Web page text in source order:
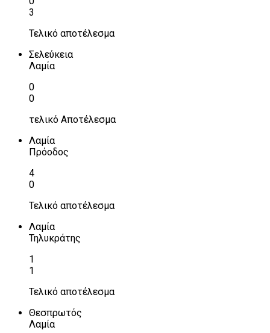
3
Τελικό αποτέλεσμα
Σελεύκεια
Λαμία
0
0
τελικό Αποτέλεσμα
Λαμία
Πρόοδος
4
0
Τελικό αποτέλεσμα
Λαμία
Τηλυκράτης
1
1
Τελικό αποτέλεσμα
Θεσπρωτός
Λαμία